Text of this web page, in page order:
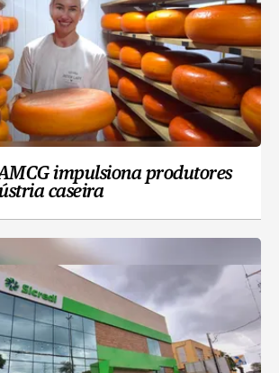
impulsiona produtores
caseira